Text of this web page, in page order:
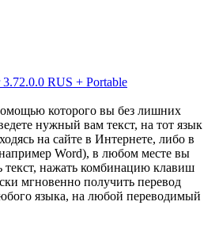
которого вы без лишних
нужный вам текст, на тот язык
на сайте в Интернете, либо в
Word), в любом месте вы
текст, нажать комбинацию клавиш
мгновенно получить перевод
языка, на любой переводимый